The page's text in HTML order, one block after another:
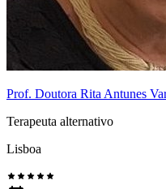
Prof. Doutora Rita Antunes
Terapeuta alternativo
Lisboa